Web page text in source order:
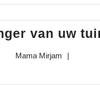
van uw
Mama MirjamMama
|